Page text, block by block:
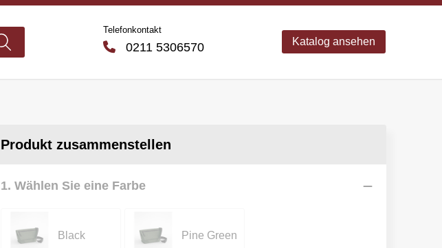
Telefonkontakt
0211 5306570 Katalog ansehen
Produkt zusammenstellen
1. Wählen Sie eine Farbe
Black Pine Green